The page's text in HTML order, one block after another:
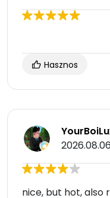
Hasznos
2026.08.06
nice, but hot, also